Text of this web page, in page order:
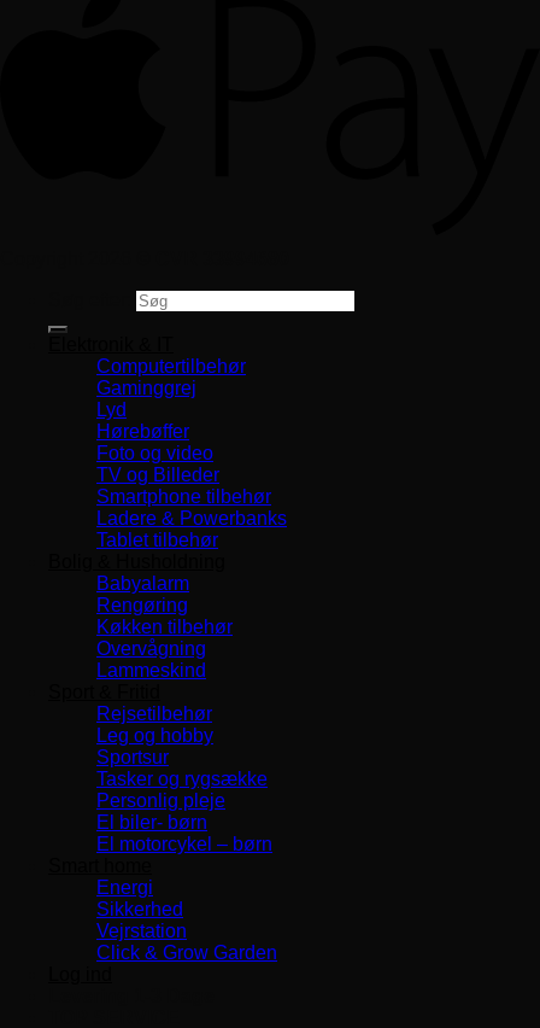
Computertilbehør
Gaminggrej
Lyd
Hørebøffer
Foto og video
TV og Billeder
Smartphone tilbehør
Ladere & Powerbanks
Tablet tilbehør
Babyalarm
Rengøring
Køkken tilbehør
Overvågning
Lammeskind
Rejsetilbehør
Leg og hobby
Sportsur
Tasker og rygsække
Personlig pleje
El biler- børn
El motorcykel – børn
Energi
Sikkerhed
Vejrstation
Click & Grow Garden